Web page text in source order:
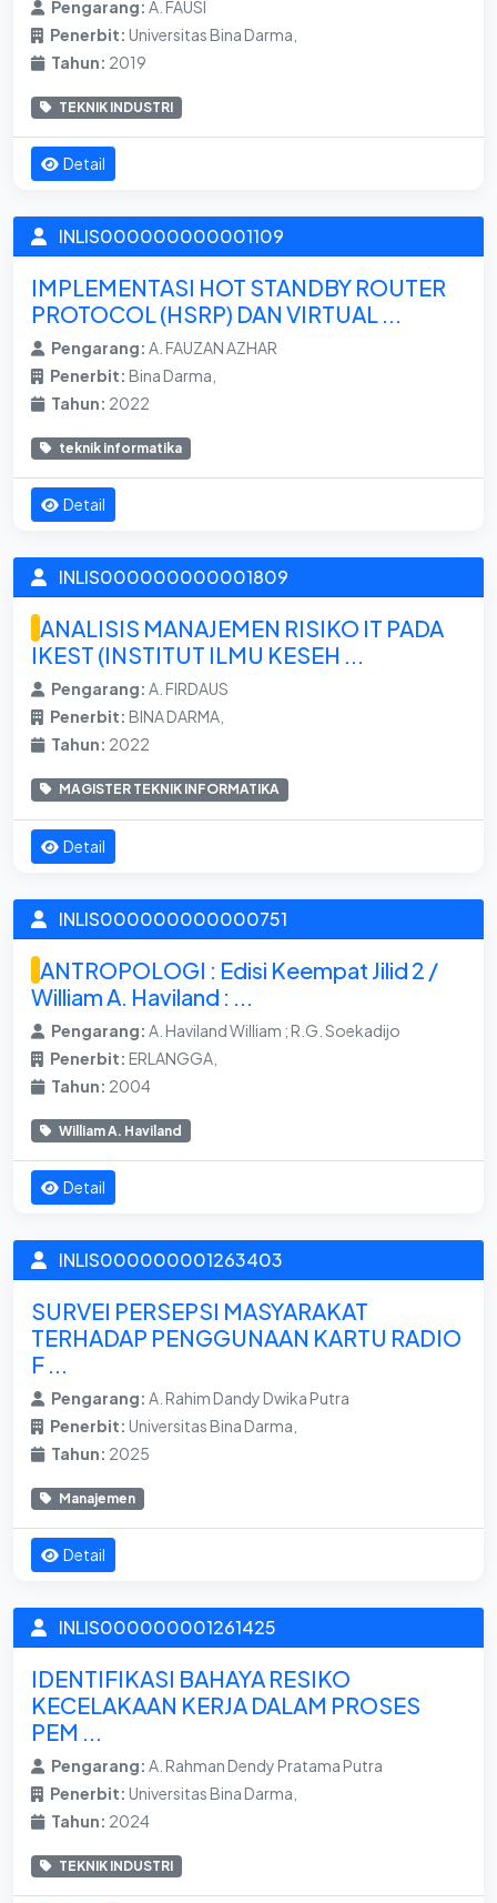
Pengarang: A. FAUSI
Penerbit: Universitas Bina Darma,
Tahun: 2019
TEKNIK INDUSTRI
Detail
INLIS000000000001109
IMPLEMENTASI HOT STANDBY ROUTER
PROTOCOL (HSRP) DAN VIRTUAL ...
Pengarang: A. FAUZAN AZHAR
Penerbit: Bina Darma,
Tahun: 2022
teknik informatika
Detail
INLIS000000000001809
ANALISIS MANAJEMEN RISIKO IT PADA
IKEST (INSTITUT ILMU KESEH ...
Pengarang: A. FIRDAUS
Penerbit: BINA DARMA,
Tahun: 2022
MAGISTER TEKNIK INFORMATIKA
Detail
INLIS000000000000751
ANTROPOLOGI : Edisi Keempat Jilid 2 /
William A. Haviland : ...
Pengarang: A. Haviland William ; R.G. Soekadijo
Penerbit: ERLANGGA,
Tahun: 2004
William A. Haviland
Detail
INLIS000000001263403
SURVEI PERSEPSI MASYARAKAT
TERHADAP PENGGUNAAN KARTU RADIO
F ...
Pengarang: A. Rahim Dandy Dwika Putra
Penerbit: Universitas Bina Darma,
Tahun: 2025
Manajemen
Detail
INLIS000000001261425
IDENTIFIKASI BAHAYA RESIKO
KECELAKAAN KERJA DALAM PROSES
PEM ...
Pengarang: A. Rahman Dendy Pratama Putra
Penerbit: Universitas Bina Darma,
Tahun: 2024
TEKNIK INDUSTRI